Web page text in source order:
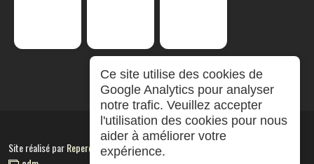
Site réalisé parRepereCom
Ce site utilise des cookies de
Google Analytics pour analyser
notre trafic. Veuillez accepter
l'utilisation des cookies pour nous
aider à améliorer votre
expérience.